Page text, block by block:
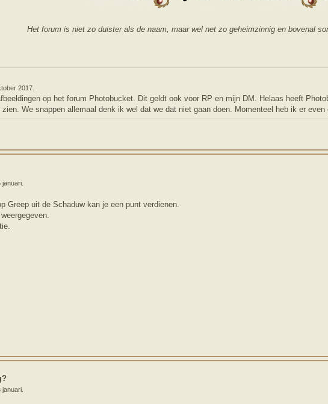
Het forum is niet zo duister als de naam, maar wel net zo geheimzinnig en bovenal
2017.
op het forum Photobucket. Dit geldt ook voor RP en mijn DM. Helaas heeft
We snappen allemaal denk ik wel dat we dat niet gaan doen. Momenteel heb ik er
januari.
Greep uit de Schaduw kan je een punt verdienen.
januari.